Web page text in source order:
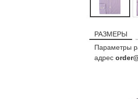
РАЗМЕРЫ
Параметры
адрес